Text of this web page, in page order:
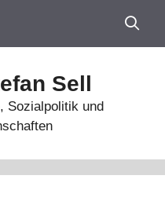
Sell
Sozialpolitik und